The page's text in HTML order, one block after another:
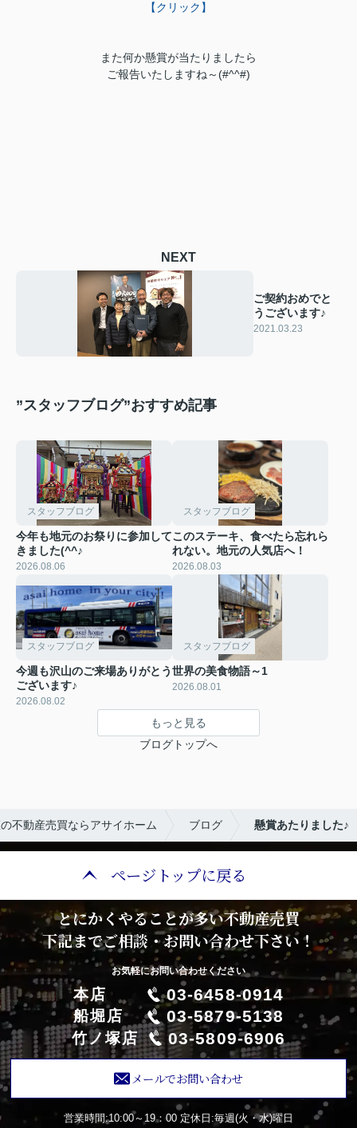
【クリック】
また何か懸賞が当たりましたら
ご報告いたしますね～(#^^#)
NEXT
ご契約おめでと
うございます♪
2021.03.23
”スタッフブログ”おすすめ記事
スタッフブログ
今年も地元のお祭りに参加して
きました(^^♪
2026.08.06
スタッフブログ
このステーキ、食べたら忘れら
れない。地元の人気店へ！
2026.08.03
スタッフブログ
今週も沢山のご来場ありがとう
ございます♪
2026.08.02
スタッフブログ
世界の美食物語～1
2026.08.01
もっと見る
ブログトップへ
不動産売買ならアサイホーム ブログ 懸賞あたりました♪
ページトップに戻る
とにかくやることが多い不動産売買
下記までご相談・お問い合わせ下さい！
お気軽にお問い合わせください
本店 03-6458-0914
船堀店 03-5879-5138
竹ノ塚店 03-5809-6906
メールでお問い合わせ
営業時間:10:00～19：00 定休日:毎週(火・水)曜日